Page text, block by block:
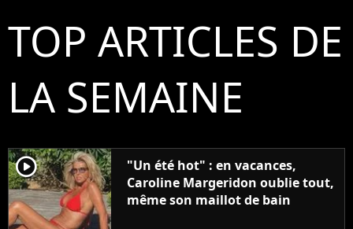
TOP ARTICLES DE
LA SEMAINE
player2
"Un été hot" : en vacances,
Caroline Margeridon oublie tout,
même son maillot de bain